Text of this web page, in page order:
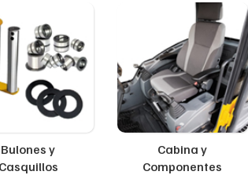
Bulones y
Casquillos
Cabina y
Componentes